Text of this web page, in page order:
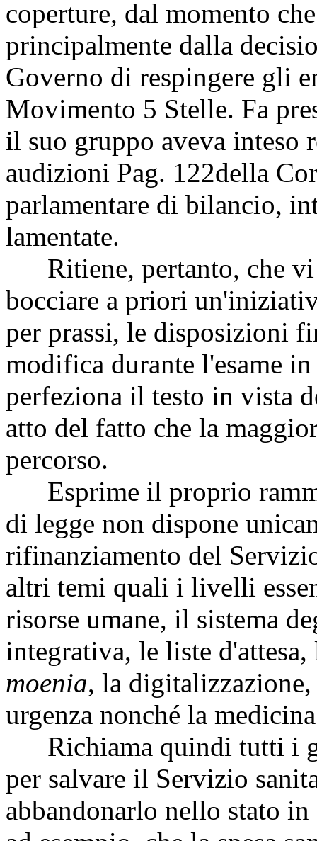
coperture, dal momento
principalmente dalla
Governo di respingere gli
Movimento 5 Stelle. Fa
il suo gruppo aveva inteso
audizioni Pag. 122della
parlamentare di bilancio,
lamentate.
Ritiene, pertanto, che vi
bocciare a priori
per prassi, le disposizioni
modifica durante l'esame
perfeziona il testo in vista
atto del fatto che la
percorso.
Esprime il proprio
di legge non dispone
rifinanziamento del
altri temi quali i livelli
risorse umane, il sistema
integrativa, le liste
moenia, la
urgenza nonché la
Richiama quindi tutti i
per salvare il Servizio
abbandonarlo nello stato